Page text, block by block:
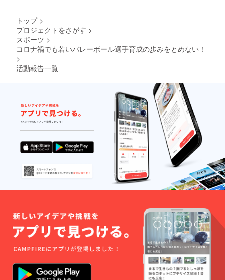
トップ >
プロジェクトをさがす >
スポーツ >
コロナ禍でも若いバレーボール選手育成の歩みをとめない！
>
活動報告一覧